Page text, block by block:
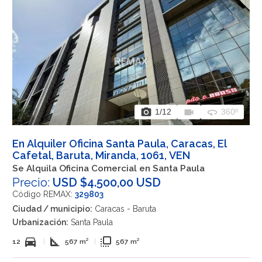
photo_camera 1/12 videocam 360 360º
En Alquiler Oficina Santa Paula, Caracas, El
Cafetal, Baruta, Miranda, 1061, VEN
Se Alquila Oficina Comercial en Santa Paula
Precio: USD $4.500,00 USD
Código REMAX: 329803
Ciudad / municipio: Caracas - Baruta
Urbanización: Santa Paula
12 directions_car square_foot 567 m² flip_to_front 567 m²